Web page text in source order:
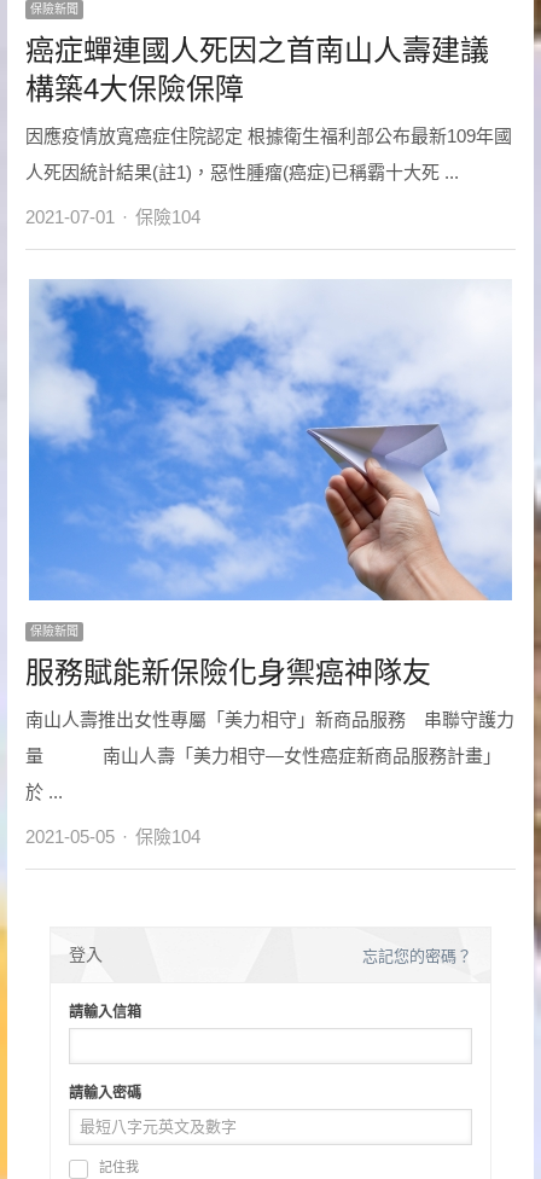
保險新聞
癌症蟬連國人死因之首南山人壽建議
構築4大保險保障
因應疫情放寬癌症住院認定 根據衛生福利部公布最新109年國
人死因統計結果(註1)，惡性腫瘤(癌症)已稱霸十大死 ...
2021-07-01 Author
保險104
保險新聞
服務賦能新保險化身禦癌神隊友
南山人壽推出女性專屬「美力相守」新商品服務 串聯守護力
量 南山人壽「美力相守—女性癌症新商品服務計畫」
於 ...
2021-05-05 Author
保險104
登入 忘記您的密碼？
請輸入信箱
請輸入密碼
記住我